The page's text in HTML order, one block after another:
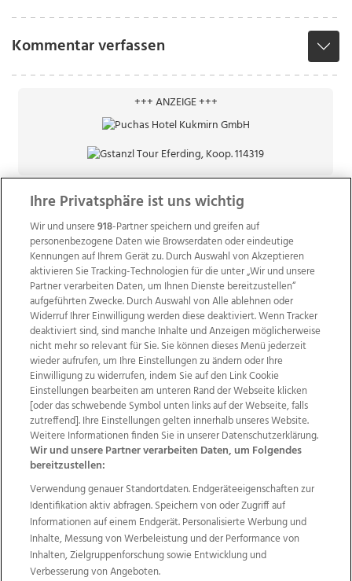
Kommentar verfassen
+++ ANZEIGE +++
Wir über uns Mediadaten Kontakt
Jobs
Datenschutz
Impressum
AGB Anzeigekunden
AGB Website
Ehrenkodex Politische Werbung
Weitere Angebote des Medienhauses Wimmer
TV1 di-mog-i.at OÖNow
Ischler Woche
Life Radio
OÖNachrichten
OÖN Immobilien
OÖN Karriere
OÖN Reise
Promenaden Galerien
Regionaljobs
wasistlos.at wirtrauern.at
Ihre Privatsphäre ist uns wichtig
Wir und unsere918-Partner speichern und greifen auf
personenbezogene Daten wie Browserdaten oder eindeutige
Kennungen auf Ihrem Gerät zu. Durch Auswahl von Akzeptieren
aktivieren Sie Tracking-Technologien für die unter „Wir und unsere
Partner verarbeiten Daten, um Ihnen Dienste bereitzustellen“
aufgeführten Zwecke. Durch Auswahl von Alle ablehnen oder
Widerruf Ihrer Einwilligung werden diese deaktiviert. Wenn Tracker
deaktiviert sind, sind manche Inhalte und Anzeigen möglicherweise
nicht mehr so relevant für Sie. Sie können dieses Menü jederzeit
wieder aufrufen, um Ihre Einstellungen zu ändern oder Ihre
Einwilligung zu widerrufen, indem Sie auf den Link Cookie
Einstellungen bearbeiten am unteren Rand der Webseite klicken
[oder das schwebende Symbol unten links auf der Webseite, falls
zutreffend]. Ihre Einstellungen gelten innerhalb unseres Website.
Weitere Informationen finden Sie in unserer Datenschutzerklärung.
Wir und unsere Partner verarbeiten Daten, um Folgendes
bereitzustellen:
Verwendung genauer Standortdaten. Endgeräteeigenschaften zur
Identifikation aktiv abfragen. Speichern von oder Zugriff auf
Informationen auf einem Endgerät. Personalisierte Werbung und
Inhalte, Messung von Werbeleistung und der Performance von
Inhalten, Zielgruppenforschung sowie Entwicklung und
Verbesserung von Angeboten.